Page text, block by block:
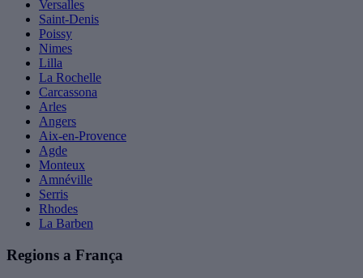
Versalles
Saint-Denis
Poissy
Nimes
Lilla
La Rochelle
Carcassona
Arles
Angers
Aix-en-Provence
Agde
Monteux
Amnéville
Serris
Rhodes
La Barben
Regions a França